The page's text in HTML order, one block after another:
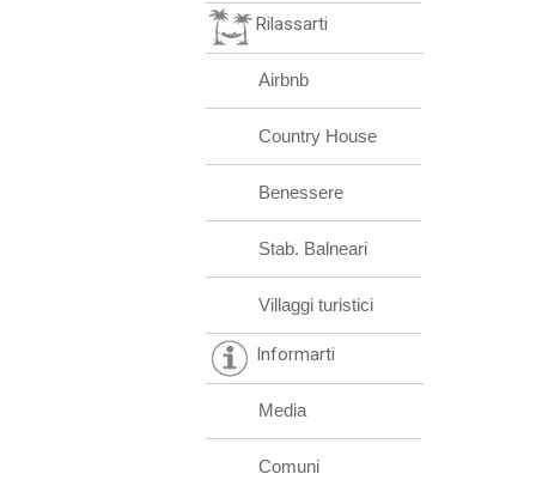
Rilassarti
Airbnb
Country House
Benessere
Stab. Balneari
Villaggi turistici
Informarti
Media
Comuni